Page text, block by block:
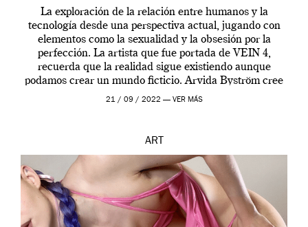
La exploración de la relación entre humanos y la
tecnología desde una perspectiva actual, jugando con
elementos como la sexualidad y la obsesión por la
perfección. La artista que fue portada de VEIN 4,
recuerda que la realidad sigue existiendo aunque
podamos crear un mundo ficticio. Arvida Byström cree
que los humanos tienen un complejo […]
21 / 09 / 2022 — VER MÁS
ART